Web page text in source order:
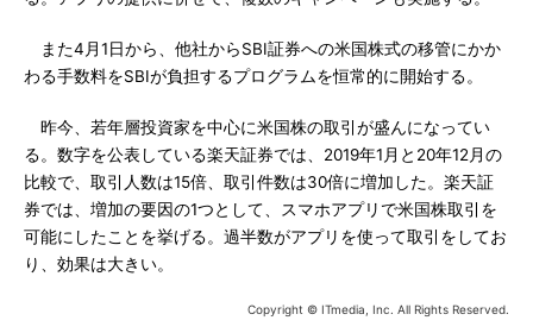
また4月1日から、他社からSBI証券への米国株式の移管にかか
わる手数料をSBIが負担するプログラムを恒常的に開始する。
昨今、若年層投資家を中心に米国株の取引が盛んになってい
る。数字を公表している楽天証券では、2019年1月と20年12月の
比較で、取引人数は15倍、取引件数は30倍に増加した。楽天証
券では、増加の要因の1つとして、スマホアプリで米国株取引を
可能にしたことを挙げる。過半数がアプリを使って取引をしてお
り、効果は大きい。
Copyright © ITmedia, Inc. All Rights Reserved.